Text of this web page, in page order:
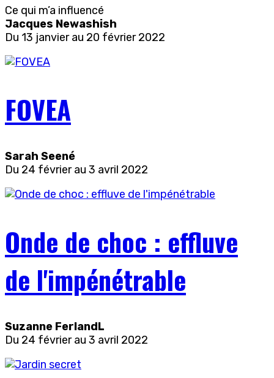
Ce qui m’a influencé
Jacques Newashish
Du 13 janvier au 20 février 2022
FOVEA
Sarah Seené
Du 24 février au 3 avril 2022
Onde de choc : effluve
de l'impénétrable
Suzanne FerlandL
Du 24 février au 3 avril 2022